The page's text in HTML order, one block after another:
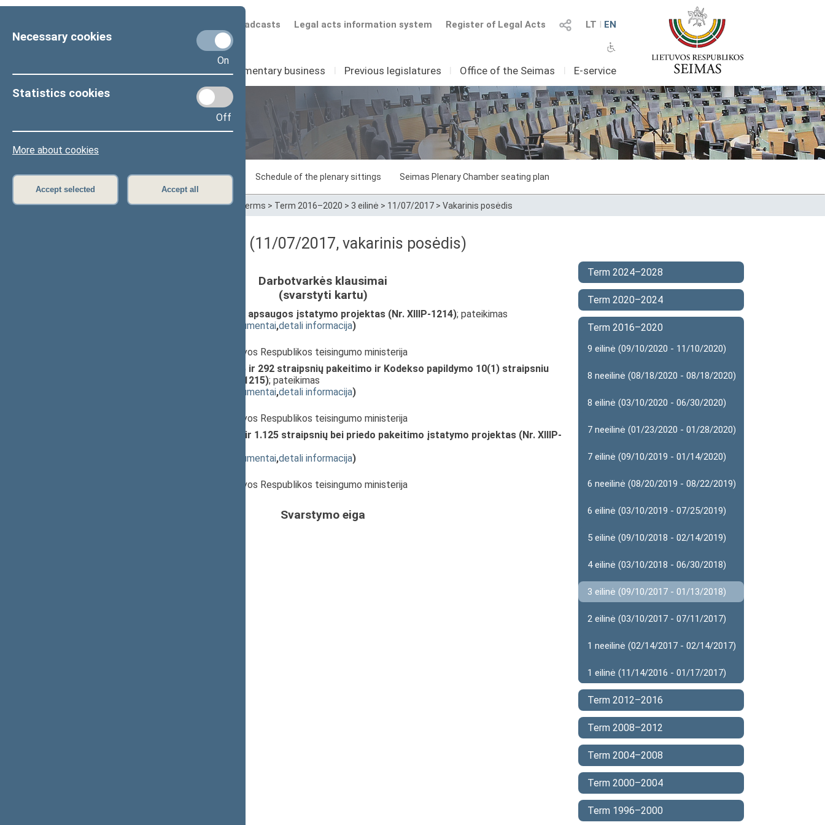
Necessary cookies
On
Statistics cookies
Off
More about cookies
Accept selected Accept all
LT I EN
Register of Legal Acts
Legal acts information system
Scheduled broadcasts
Seimas I Parliamentary business I Previous legislatures I Office of the Seimas I E-service
Sitting in progress Plenary sittings Schedule of the plenary sittings Seimas Plenary Chamber seating plan
Home>Plenary sittings>Parliamentary terms > Term 2016–2020 > 3 eilinė > 11/07/2017 > Vakarinis posėdis
Darbotvarkės klausimas (11/07/2017, vakarinis posėdis)
Darbotvarkės klausimai
(svarstyti kartu)
Komercinių paslapčių teisinės apsaugos įstatymo projektas (Nr. XIIIP-1214); pateikimas
susiję dokumentai,detali informacija)
, Ministras, Lietuvos Respublikos teisingumo ministerija
Civilinio proceso kodekso 275 ir 292 straipsnių pakeitimo ir Kodekso papildymo 10(1) straipsniu
įstatymo projektas (Nr. XIIIP-1215); pateikimas
susiję dokumentai,detali informacija)
, Ministras, Lietuvos Respublikos teisingumo ministerija
Civilinio kodekso 1.111, 1.116 ir 1.125 straipsnių bei priedo pakeitimo įstatymo projektas (Nr. XIIIP-
susiję dokumentai,detali informacija)
, Ministras, Lietuvos Respublikos teisingumo ministerija
Svarstymo eiga
Term 2024–2028
Term 2020–2024
Term 2016–2020
9 eilinė (09/10/2020 - 11/10/2020)
8 neeilinė (08/18/2020 - 08/18/2020)
8 eilinė (03/10/2020 - 06/30/2020)
7 neeilinė (01/23/2020 - 01/28/2020)
7 eilinė (09/10/2019 - 01/14/2020)
6 neeilinė (08/20/2019 - 08/22/2019)
6 eilinė (03/10/2019 - 07/25/2019)
5 eilinė (09/10/2018 - 02/14/2019)
4 eilinė (03/10/2018 - 06/30/2018)
3 eilinė (09/10/2017 - 01/13/2018)
2 eilinė (03/10/2017 - 07/11/2017)
1 neeilinė (02/14/2017 - 02/14/2017)
1 eilinė (11/14/2016 - 01/17/2017)
Term 2012–2016
Term 2008–2012
Term 2004–2008
Term 2000–2004
Term 1996–2000